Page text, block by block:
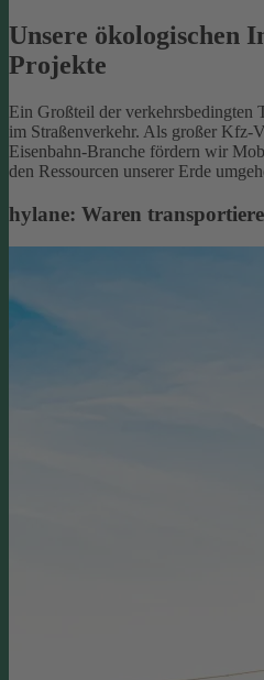
Unsere ökologischen
Projekte
Ein Großteil der verkehrsbedingten
im Straßenverkehr. Als großer Kfz-
Eisenbahn-Branche fördern wir
den Ressourcen unserer Erde
hylane: Waren